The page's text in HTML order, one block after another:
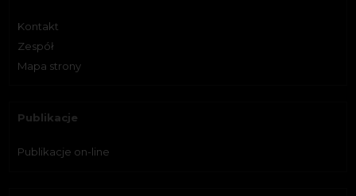
Kontakt
Zespół
Mapa strony
Publikacje
Publikacje on-line